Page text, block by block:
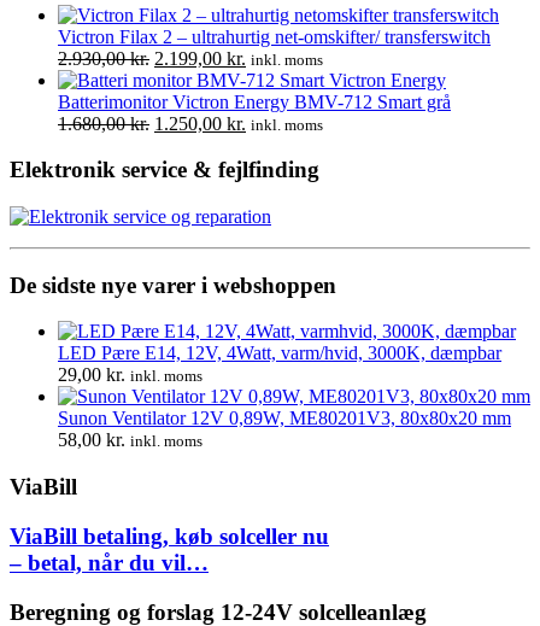
pris
var:
Victron Filax 2 – ultrahurtig net-omskifter/ transferswitch
2.930,00kr. Den
oprindelige
pris
var:
2.199,00 kr. Den
aktuelle
pris
er:
inkl. moms
Batterimonitor Victron Energy BMV-712 Smart grå
1.680,00kr. Den
pris
1.680,00 kr..
1.250,00 kr. Den
pris
1.250,00 kr..
inkl. moms
Elektronik service & fejlfinding
De sidste nye varer i webshoppen
LED Pære E14, 12V, 4Watt, varm/hvid, 3000K, dæmpbar
29,00 kr. inkl. moms
Sunon Ventilator 12V 0,89W, ME80201V3, 80x80x20 mm
58,00 kr. inkl. moms
ViaBill
ViaBill betaling, køb solceller nu
– betal, når du vil…
Beregning og forslag 12-24V solcelleanlæg